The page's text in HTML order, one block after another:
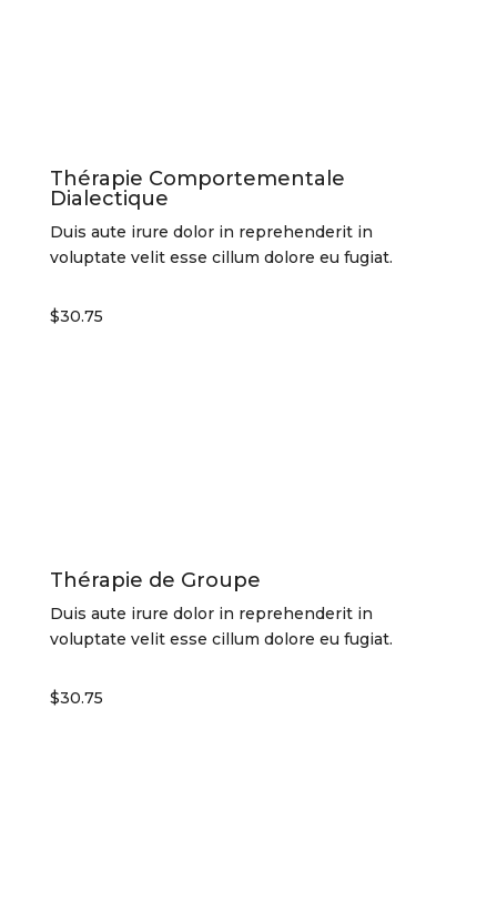
Thérapie Comportementale
Dialectique
Duis aute irure dolor in reprehenderit in
voluptate velit esse cillum dolore eu fugiat.
$30.75
Thérapie de Groupe
Duis aute irure dolor in reprehenderit in
voluptate velit esse cillum dolore eu fugiat.
$30.75